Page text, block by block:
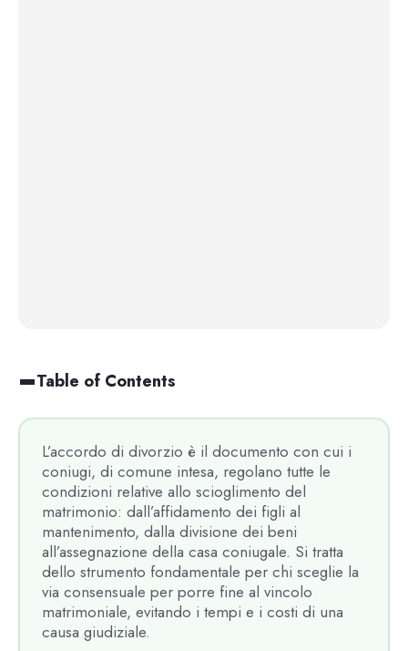
L’accordo di divorzio è il documento con cui i
coniugi, di comune intesa, regolano tutte le
condizioni relative allo scioglimento del
matrimonio: dall’affidamento dei figli al
mantenimento, dalla divisione dei beni
all’assegnazione della casa coniugale. Si tratta
dello strumento fondamentale per chi sceglie la
via consensuale per porre fine al vincolo
matrimoniale, evitando i tempi e i costi di una
causa giudiziale.
Table of Contents